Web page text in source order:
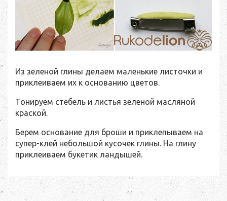
Из зеленой глины делаем маленькие листочки и
приклеиваем их к основанию цветов.
Тонируем стебель и листья зеленой масляной
краской.
Берем основание для броши и приклепываем на
супер-клей небольшой кусочек глины. На глину
приклеиваем букетик ландышей.